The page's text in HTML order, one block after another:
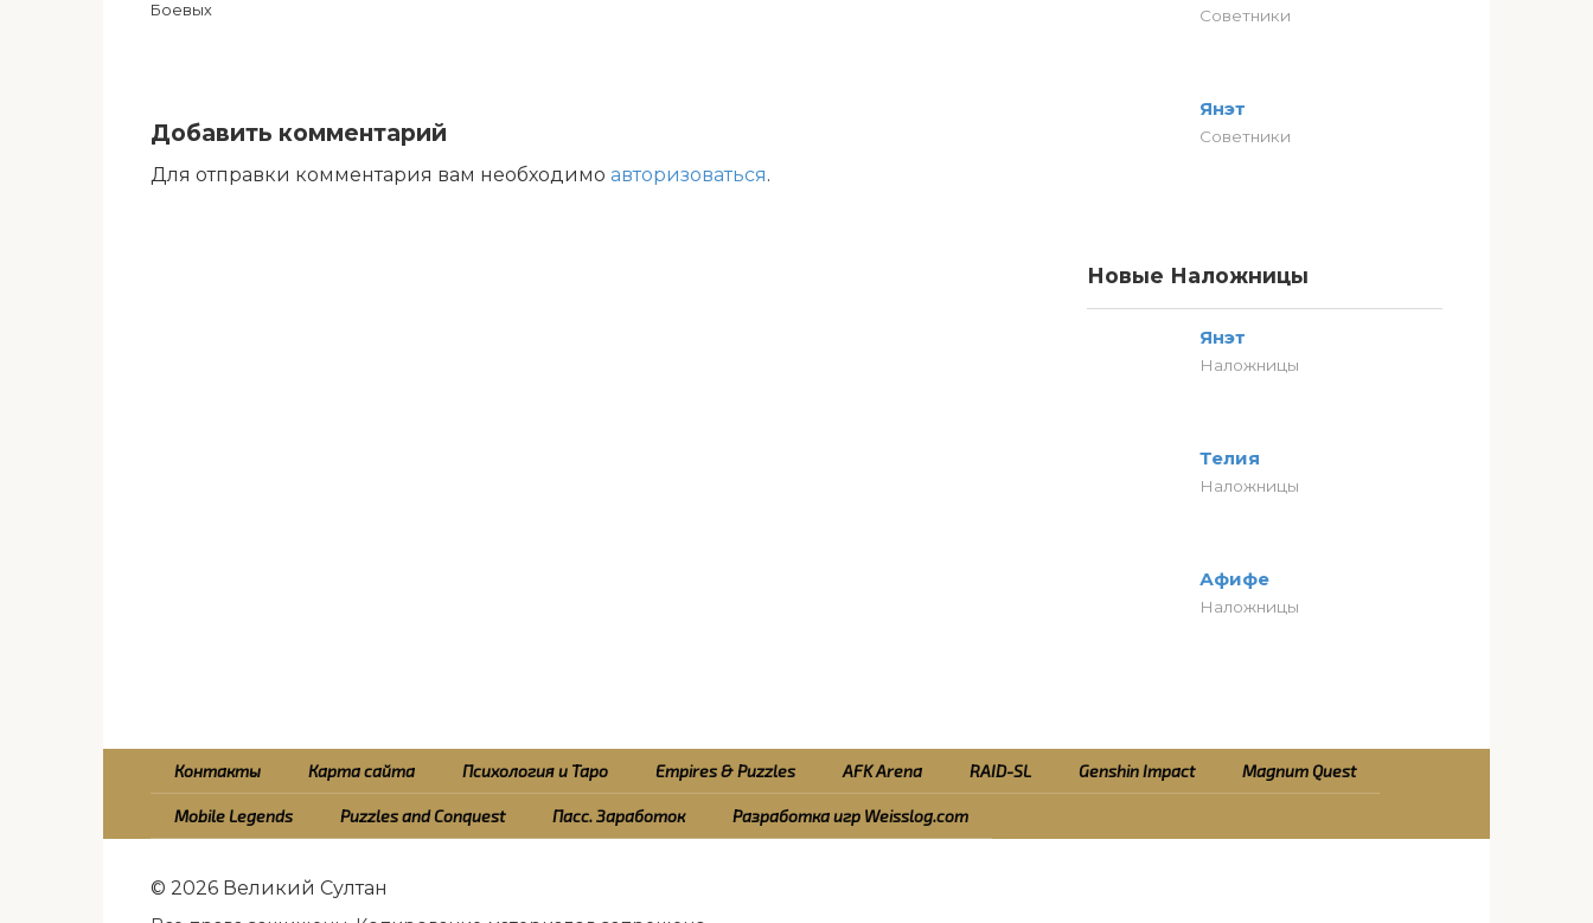
Боевых
Добавить комментарий
Для отправки комментария вам необходимо авторизоваться.
Советники
Янэт
Советники
Новые Наложницы
Янэт
Наложницы
Телия
Наложницы
Афифе
Наложницы
Контакты Карта сайта Психология и Таро Empires & Puzzles AFK Arena RAID-SL Genshin Impact Magnum Quest
Mobile Legends Puzzles and Conquest Пасс. Заработок Разработка игр Weisslog.com
© 2026 Великий Султан